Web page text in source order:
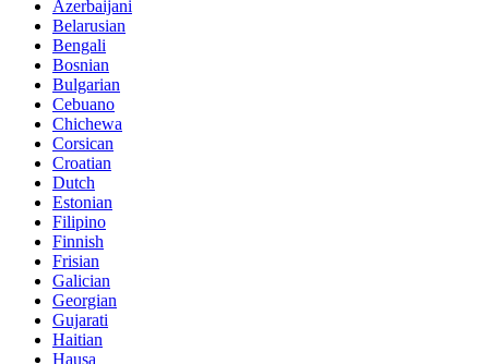
Azerbaijani
Belarusian
Bengali
Bosnian
Bulgarian
Cebuano
Chichewa
Corsican
Croatian
Dutch
Estonian
Filipino
Finnish
Frisian
Galician
Georgian
Gujarati
Haitian
Hausa